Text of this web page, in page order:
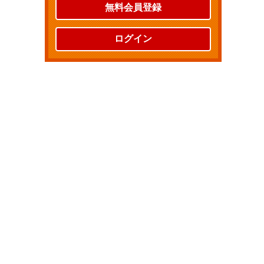
無料会員登録
ログイン